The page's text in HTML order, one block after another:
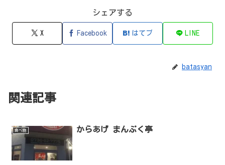
シェアする
X Facebook はてブ LINE
batasyan
関連記事
食べ物 からあげ まんぷく亭